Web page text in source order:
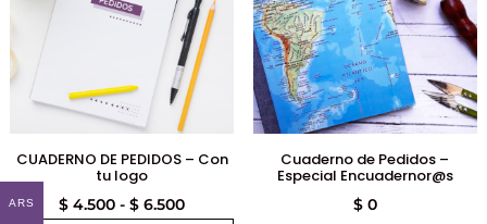
CUADERNO DE PEDIDOS – Con
tu logo
$ 4.500 - $ 6.500Rango
Cuaderno de Pedidos –
Especial Encuadernor@s
$0
ARS